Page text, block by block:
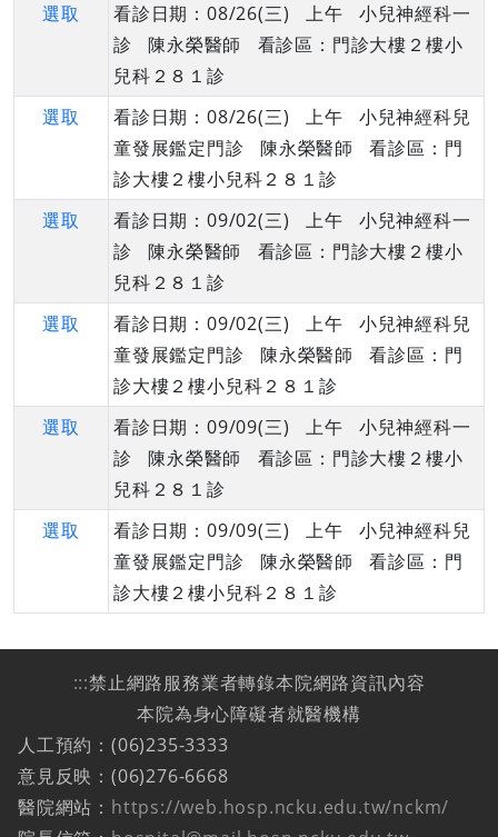
選取
看診日期：08/26(三) 上午 小兒神經科一
診 陳永榮醫師 看診區：門診大樓２樓小
兒科２８１診
選取
看診日期：08/26(三) 上午 小兒神經科兒
童發展鑑定門診 陳永榮醫師 看診區：門
診大樓２樓小兒科２８１診
選取
看診日期：09/02(三) 上午 小兒神經科一
診 陳永榮醫師 看診區：門診大樓２樓小
兒科２８１診
選取
看診日期：09/02(三) 上午 小兒神經科兒
童發展鑑定門診 陳永榮醫師 看診區：門
診大樓２樓小兒科２８１診
選取
看診日期：09/09(三) 上午 小兒神經科一
診 陳永榮醫師 看診區：門診大樓２樓小
兒科２８１診
選取
看診日期：09/09(三) 上午 小兒神經科兒
童發展鑑定門診 陳永榮醫師 看診區：門
診大樓２樓小兒科２８１診
:::禁止網路服務業者轉錄本院網路資訊內容
本院為身心障礙者就醫機構
人工預約：(06)235-3333
意見反映：(06)276-6668
醫院網站： https://web.hosp.ncku.edu.tw/nckm/